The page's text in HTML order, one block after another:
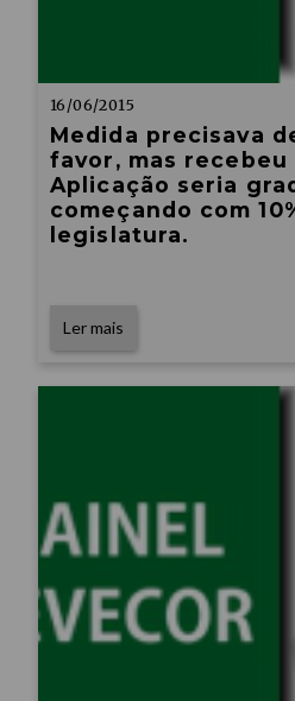
16/06/2015
Medida precisava
favor, mas recebeu
Aplicação seria
começando com
legislatura.
Ler mais